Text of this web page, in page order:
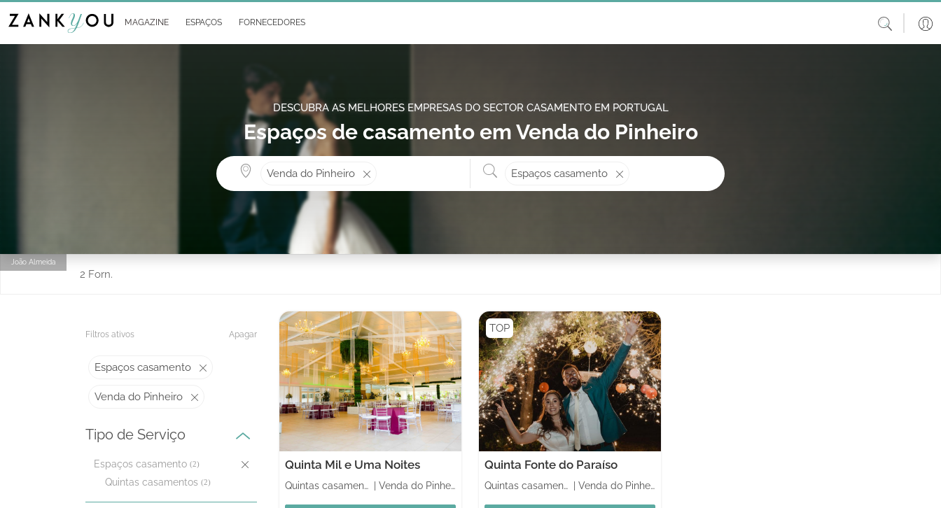
MAGAZINE ESPAÇOS FORNECEDORES
DESCUBRA AS MELHORES EMPRESAS DO SECTOR CASAMENTO EM PORTUGAL
Espaços de casamento em Venda do Pinheiro
Venda do Pinheiro
O que procura?
Espaços casamento
João Almeida
2 Forn.
Filtros ativos Apagar
Espaços casamento
Venda do Pinheiro
Tipo de Serviço
Espaços casamento (2)
Quintas casamentos (2)
Quinta Mil e Uma Noites
Quintas casamentos Venda do Pinheiro
TOP
Quinta Fonte do Paraíso
Quintas casamentos Venda do Pinheiro